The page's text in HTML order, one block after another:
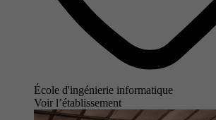
École d'ingénierie informatique
Voir l’établissement